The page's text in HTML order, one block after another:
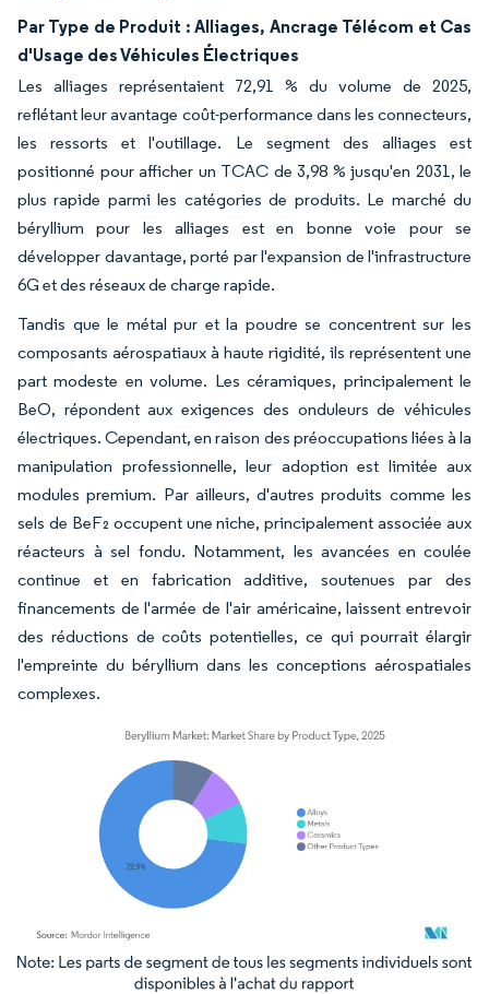
Par Type de Produit : Alliages, Ancrage Télécom et Cas
d'Usage des Véhicules Électriques
Les alliages représentaient 72,91 % du volume de 2025,
reflétant leur avantage coût-performance dans les connecteurs,
les ressorts et l'outillage. Le segment des alliages est
positionné pour afficher un TCAC de 3,98 % jusqu'en 2031, le
plus rapide parmi les catégories de produits. Le marché du
béryllium pour les alliages est en bonne voie pour se
développer davantage, porté par l'expansion de l'infrastructure
6G et des réseaux de charge rapide.
Tandis que le métal pur et la poudre se concentrent sur les
composants aérospatiaux à haute rigidité, ils représentent une
part modeste en volume. Les céramiques, principalement le
BeO, répondent aux exigences des onduleurs de véhicules
électriques. Cependant, en raison des préoccupations liées à la
manipulation professionnelle, leur adoption est limitée aux
modules premium. Par ailleurs, d'autres produits comme les
sels de BeF₂ occupent une niche, principalement associée aux
réacteurs à sel fondu. Notamment, les avancées en coulée
continue et en fabrication additive, soutenues par des
financements de l'armée de l'air américaine, laissent entrevoir
des réductions de coûts potentielles, ce qui pourrait élargir
l'empreinte du béryllium dans les conceptions aérospatiales
complexes.
Image © Mordor Intelligence. La réutilisation nécessite une attribution sous CC BY